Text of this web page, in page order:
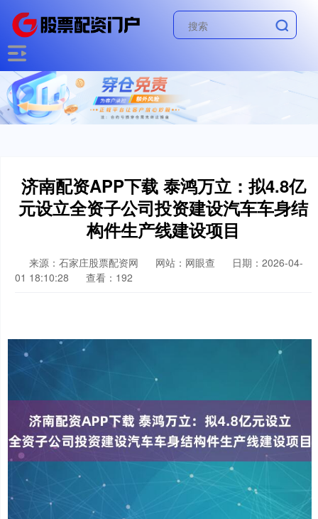
济南配资APP下载 泰鸿万立：拟4.8亿
元设立全资子公司投资建设汽车车身结
构件生产线建设项目
来源：石家庄股票配资网 网站：网眼查
日期：2026-04-
01 18:10:28
查看：192